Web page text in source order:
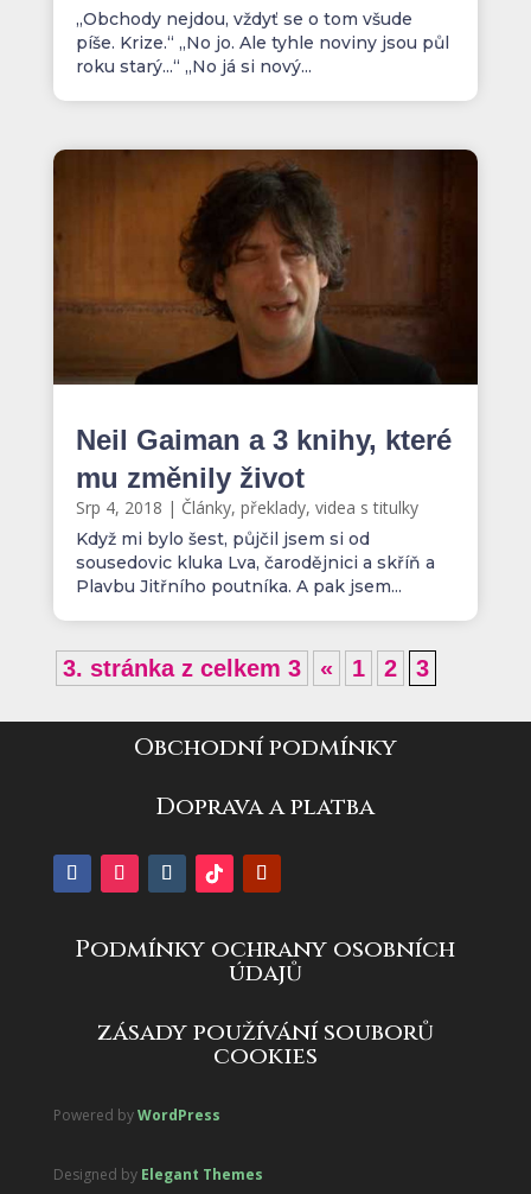
„Obchody nejdou, vždyť se o tom všude
píše. Krize.“ „No jo. Ale tyhle noviny jsou půl
roku starý...“ „No já si nový...
Neil Gaiman a 3 knihy, které
mu změnily život
Srp 4, 2018 | Články, překlady, videa s titulky
Když mi bylo šest, půjčil jsem si od
sousedovic kluka Lva, čarodějnici a skříň a
Plavbu Jitřního poutníka. A pak jsem...
3. stránka z celkem 3 « 1 2 3
Obchodní podmínky
Doprava a platba
Podmínky ochrany osobních
údajů
zásady používání souborů
cookies
Powered byWordPress
Designed by Elegant Themes